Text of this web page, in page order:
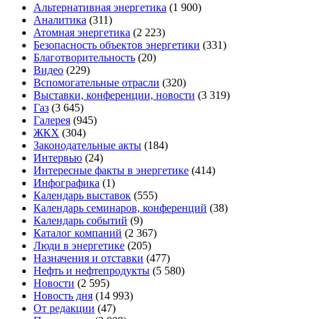
Альтернативная энергетика (1 900)
Аналитика (311)
Атомная энергетика (2 223)
Безопасность объектов энергетики (331)
Благотворительность (20)
Видео (229)
Вспомогательные отрасли (320)
Выставки, конференции, новости (3 319)
Газ (3 645)
Галерея (945)
ЖКХ (304)
Законодательные акты (184)
Интервью (24)
Интересные факты в энергетике (414)
Инфографика (1)
Календарь выставок (555)
Календарь семинаров, конференций (38)
Календарь событий (9)
Каталог компаний (2 367)
Люди в энергетике (205)
Назначения и отставки (477)
Нефть и нефтепродукты (5 580)
Новости (2 595)
Новость дня (14 993)
От редакции (47)